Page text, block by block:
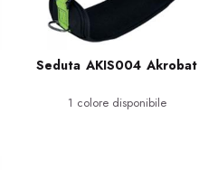
Seduta AKIS004 Akrobat
1 colore disponibile